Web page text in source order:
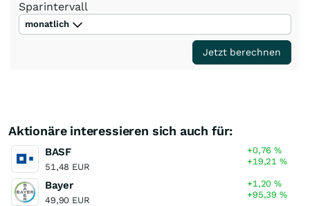
Sparintervall
monatlich
Jetzt berechnen
Aktionäre interessieren sich auch für:
BASF
51,48 EUR
+0,76%
+19,21%
Bayer
49,90 EUR
+1,20%
+95,39%